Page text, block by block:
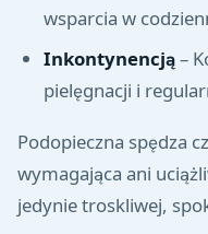
wsparcia w
Inkontynencją–
pielęgnacji i
Podopieczna spędza
wymagająca ani
jedynie troskliwej,